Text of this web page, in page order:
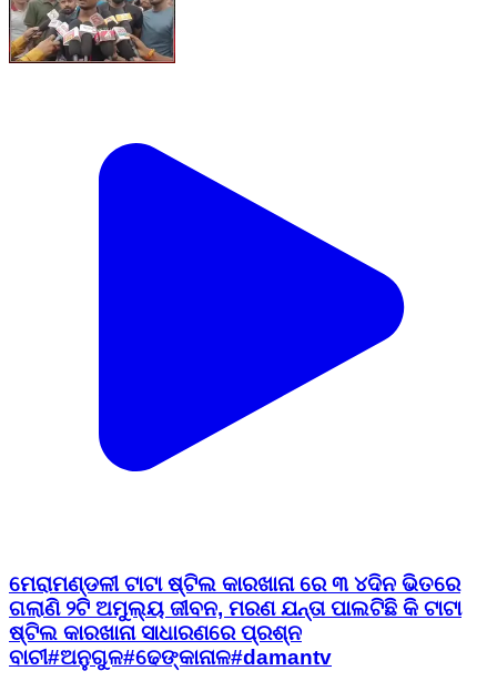
ମେରାମଣ୍ଡଳୀ ଟାଟା ଷ୍ଟିଲ କାରଖାନା ରେ ୩ ୪ଦିନ ଭିତରେ
ଗଲାଣି ୨ଟି ଅମୁଲ୍ୟ ଜୀବନ, ମରଣ ଯନ୍ତା ପାଲଟିଛି କି ଟାଟା
ଷ୍ଟିଲ କାରଖାନା ସାଧାରଣରେ ପ୍ରଶ୍ନ
ବାଚୀ#ଅନୁଗୁଳ#ଢେଙ୍କାନାଳ#damantv